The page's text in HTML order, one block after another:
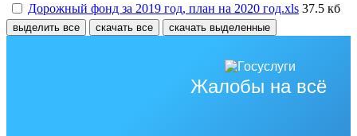
Дорожный фонд за 2019 год, план на 2020 год.xls 37.5 кб
выделить все скачать все скачать выделенные
Жалобы на всё